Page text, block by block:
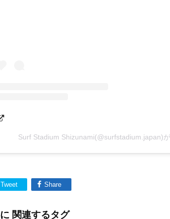
Surf Stadium Shizunami(@surfstadium.japan)
Tweet Share
関連するタグ